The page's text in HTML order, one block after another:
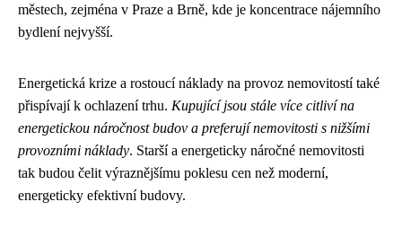
městech, zejména v Praze a Brně, kde je koncentrace nájemního
bydlení nejvyšší.
Energetická krize a rostoucí náklady na provoz nemovitostí také
přispívají k ochlazení trhu. Kupující jsou stále více citliví na
energetickou náročnost budov a preferují nemovitosti s nižšími
provozními náklady. Starší a energeticky náročné nemovitosti
tak budou čelit výraznějšímu poklesu cen než moderní,
energeticky efektivní budovy.